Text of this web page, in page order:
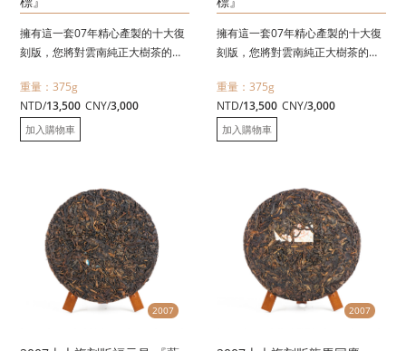
擁有這一套07年精心產製的十大復
刻版，您將對雲南純正大樹茶的滋
單一茶區、單一選料〈絕不摻雜、
絕不拼配〉並依傳統工藝精心採
摘，石模壓製，依徇古法壓製
重量：375g
NTD/13,500 CNY/3,000
加入購物車
擁有這一套07年精心產製的十大復
刻版，您將對雲南純正大樹茶的滋
單一茶區、單一選料〈絕不摻雜、
絕不拼配〉並依傳統工藝精心採
摘，石模壓製，依徇古法壓製
重量：375g
NTD/13,500 CNY/3,000
加入購物車
2007 2007